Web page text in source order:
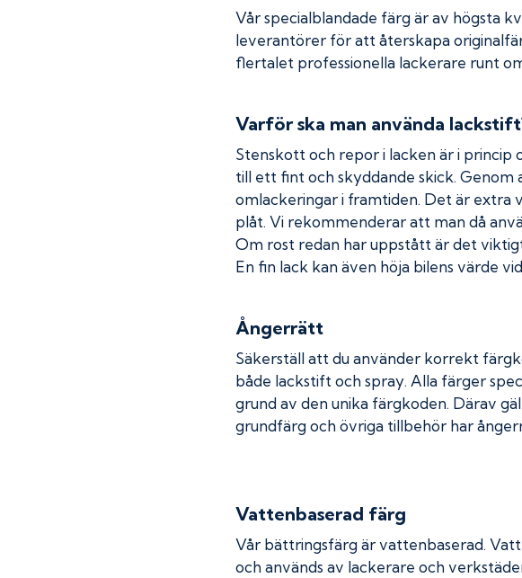
Vår specialblandade färg är av högsta
leverantörer för att återskapa
flertalet professionella lackerare runt
Varför ska man använda
Stenskott och repor i lacken är i princip
till ett fint och skyddande skick.
omlackeringar i framtiden. Det är extra
plåt. Vi rekommenderar att man då
Om rost redan har uppstått är det
En fin lack kan även höja bilens värde
Ångerrätt
Säkerställ att du använder korrekt
både lackstift och spray. Alla färger
grund av den unika färgkoden. Därav
grundfärg och övriga tillbehör har
Vattenbaserad färg
Vår bättringsfärg är vattenbaserad.
och används av lackerare och